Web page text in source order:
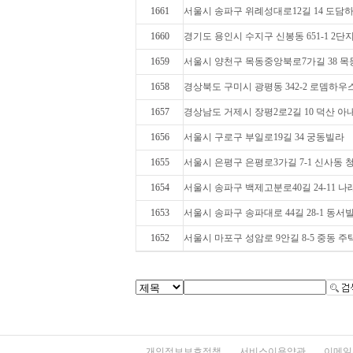
1661 서울시 송파구 위례성대로12길 14 도담
1660 경기도 용인시 수지구 신봉동 651-1 2단
1659 서울시 양천구 목동중앙북로7가길 38 목
1658 경상북도 구미시 광평동 342-2 로뎀하우
1657 경상남도 거제시 장평2로2길 10 덕산 아
1656 서울시 구로구 부일로19길 34 궁동빌라
1655 서울시 은평구 은평로3가길 7-1 신사동
1654 서울시 송파구 백제고분로40길 24-11 나
1653 서울시 송파구 송파대로 44길 28-1 동서
1652 서울시 마포구 성암로 9안길 8-5 중동 주